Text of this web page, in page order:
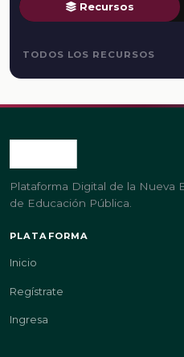
Recursos
TODOS LOS RECURSOS
Plataforma Digital de la Nueva
de Educación Pública.
PLATAFORMA
Inicio
Regístrate
Ingresa